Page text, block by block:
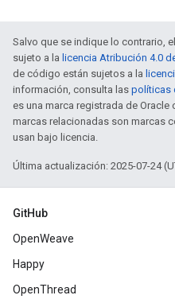
Salvo que se indique lo contrario,
sujeto a la licencia Atribución 4.0
de código están sujetos a la
información, consulta las políticas
es una marca registrada de Oracle
marcas relacionadas son marcas
usan bajo licencia.
Última actualización: 2025-07-24
GitHub
OpenWeave
Happy
OpenThread